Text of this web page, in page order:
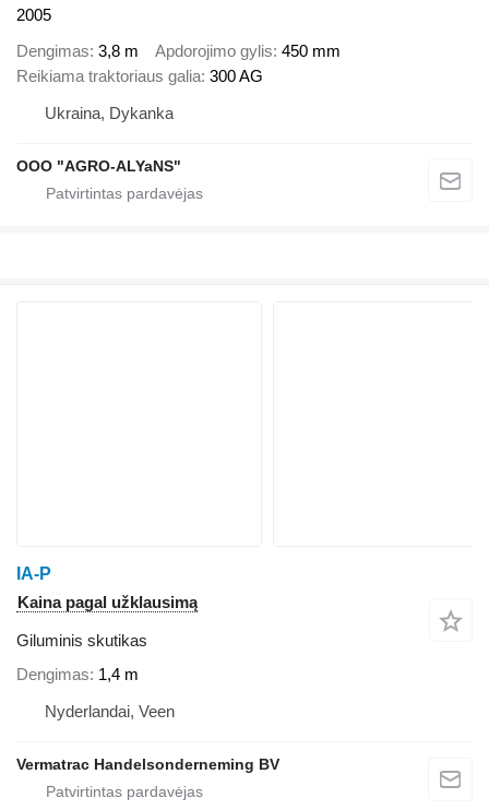
2005
Dengimas 3,8 m Apdorojimo gylis 450 mm
Reikiama traktoriaus galia 300 AG
Ukraina, Dykanka
OOO "AGRO-ALYaNS"
IA-P
Kaina pagal užklausimą
Giluminis skutikas
Dengimas 1,4 m
Nyderlandai, Veen
Vermatrac Handelsonderneming BV